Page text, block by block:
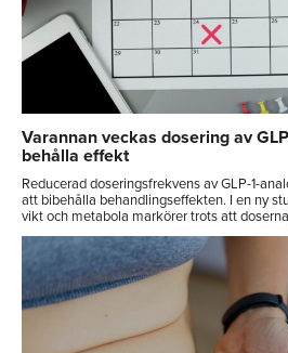
Varannan veckas dosering av
behålla effekt
Reducerad doseringsfrekvens av GLP-1-
att bibehålla behandlingseffekten. I en ny
vikt och metabola markörer trots att